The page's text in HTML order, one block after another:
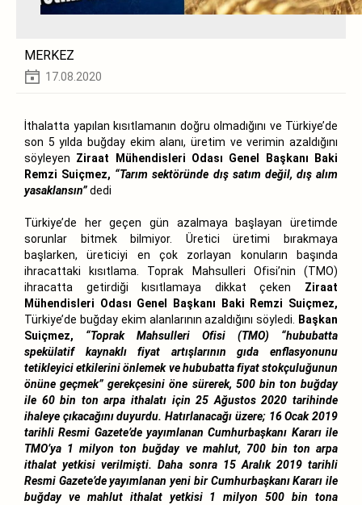
MERKEZ
17.08.2020
İthalatta yapılan kısıtlamanın doğru olmadığını ve Türkiye’de
son 5 yılda buğday ekim alanı, üretim ve verimin azaldığını
söyleyen Ziraat Mühendisleri Odası Genel Başkanı Baki
Remzi Suiçmez, “Tarım sektöründe dış satım değil, dış alım
yasaklansın”dedi
Türkiye’de her geçen gün azalmaya başlayan üretimde
sorunlar bitmek bilmiyor. Üretici üretimi bırakmaya
başlarken, üreticiyi en çok zorlayan konuların başında
ihracattaki kısıtlama. Toprak Mahsulleri Ofisi’nin (TMO)
ihracatta getirdiği kısıtlamaya dikkat çeken Ziraat
Mühendisleri Odası Genel Başkanı Baki Remzi Suiçmez,
Türkiye’de buğday ekim alanlarının azaldığını söyledi.
Başkan
Suiçmez,
“Toprak Mahsulleri Ofisi (TMO) “hububatta
spekülatif kaynaklı fiyat artışlarının gıda enflasyonunu
tetikleyici etkilerini önlemek ve hububatta fiyat stokçuluğunun
önüne geçmek” gerekçesini öne sürerek, 500 bin ton buğday
ile 60 bin ton arpa ithalatı için 25 Ağustos 2020 tarihinde
ihaleye çıkacağını duyurdu. Hatırlanacağı üzere; 16 Ocak 2019
tarihli Resmi Gazete’de yayımlanan Cumhurbaşkanı Kararı ile
TMO’ya 1 milyon ton buğday ve mahlut, 700 bin ton arpa
ithalat yetkisi verilmişti. Daha sonra 15 Aralık 2019 tarihli
Resmi Gazete’de yayımlanan yeni bir Cumhurbaşkanı Kararı ile
buğday ve mahlut ithalat yetkisi 1 milyon 500 bin tona